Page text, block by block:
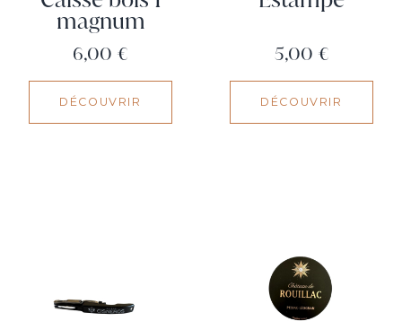
magnum
Prix
6,00 €
DÉCOUVRIR
Prix
5,00 €
DÉCOUVRIR